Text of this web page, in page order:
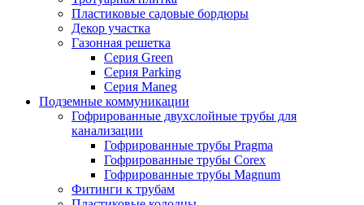
Пластиковые садовые бордюры
Декор участка
Газонная решетка
Серия Green
Серия Parking
Серия Maneg
Подземные коммуникации
Гофрированные двухслойные трубы для
канализации
Гофрированные трубы Pragma
Гофрированные трубы Corex
Гофрированные трубы Magnum
Фитинги к трубам